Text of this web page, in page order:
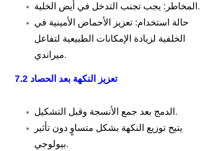
المخاطر: يجب تجنب التدخل في أيض الخلية.
حالة استخدام: تعزيز الأحماض الأمينية في
الخلفية لزيادة الإمكانات الطبيعية لتفاعل
ميراندي.
تعزيز النكهة بعد الحصاد 7.2
الدمج بعد جمع الأنسجة وقبل التشكيل.
يتيح توزيع النكهة بشكل متساوٍ دون تأثير
بيولوجي.